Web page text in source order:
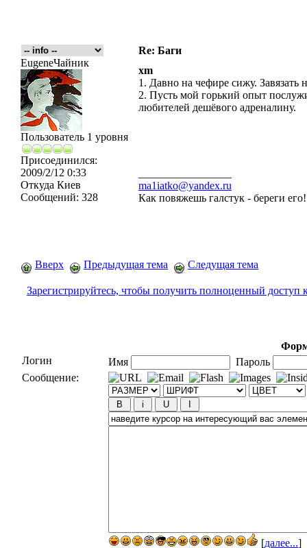
Re: Баги
EugeneЧайник
Пользователь 1 уровня
Присоединился:
2009/2/12 0:33
Откуда Киев
Сообщений: 328
xm
1. Давно на чефире сижу. Завязать
2. Пусть мой горький опыт
любителей дешёвого адреналину.
ma1iatko@yandex.ru
Как повяжешь галстук - береги
Вверх Предыдущая тема Следущая тема
Зарегистрируйтесь, чтобы получить полноценный доступ
Логин
Имя
Пароль
Сообщение:
[далее...]